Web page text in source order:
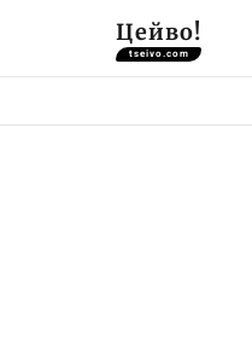
Цейво!
tseivo.com